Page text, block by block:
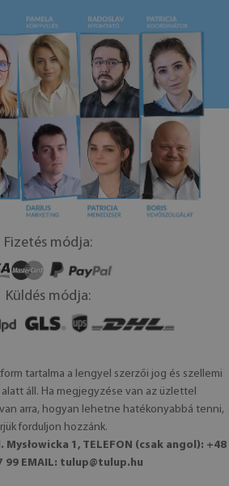
Fizetés módja:
Küldés módja:
tartalma a lengyel szerzői jog és szellemi
áll. Ha megjegyzése van az üzlettel
arra, hogyan lehetne hatékonyabbá tenni,
forduljon hozzánk.
Mysłowicka 1, TELEFON (csak angol): +48
99 EMAIL: tulup@tulup.hu